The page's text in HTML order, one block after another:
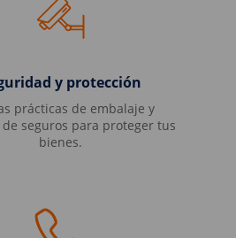
y protección
prácticas de embalaje y
de seguros para proteger tus
bienes.